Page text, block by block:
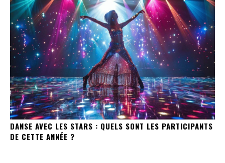
DANSE AVEC LES STARS : QUELS SONT LES PARTICIPANTS
DE CETTE ANNÉE ?